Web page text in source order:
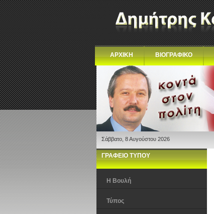
ΑΡΧΙΚΗ ΒΙΟΓΡΑΦΙΚΟ
Σάββατο, 8 Αυγούστου 2026
ΓΡΑΦΕΙΟ ΤΥΠΟΥ
Η Βουλή
Τύπος